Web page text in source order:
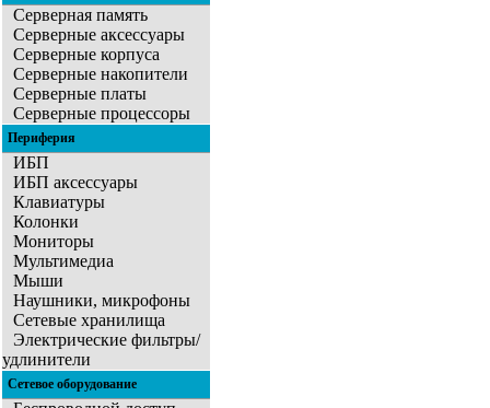
Серверная память
Серверные аксессуары
Серверные корпуса
Серверные накопители
Серверные платы
Серверные процессоры
Периферия
ИБП
ИБП аксессуары
Клавиатуры
Колонки
Мониторы
Мультимедиа
Мыши
Наушники, микрофоны
Сетевые хранилища
Электрические фильтры/
удлинители
Сетевое оборудование